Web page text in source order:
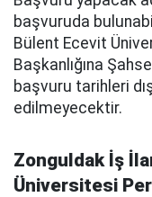
başvuruda
Bülent Ecevit
Başkanlığına
başvuru tarihleri
edilmeyecektir.
Zonguldak İş
Üniversitesi